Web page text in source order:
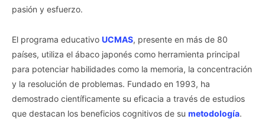
pasión y esfuerzo.
El programa educativo UCMAS, presente en más de 80
países, utiliza el ábaco japonés como herramienta principal
para potenciar habilidades como la memoria, la concentración
y la resolución de problemas. Fundado en 1993, ha
demostrado científicamente su eficacia a través de estudios
que destacan los beneficios cognitivos de su metodología.